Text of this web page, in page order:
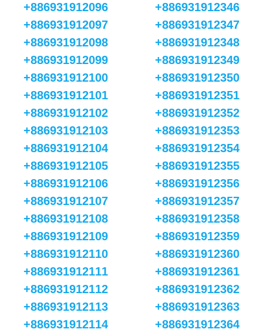
+886931912096
+886931912097
+886931912098
+886931912099
+886931912100
+886931912101
+886931912102
+886931912103
+886931912104
+886931912105
+886931912106
+886931912107
+886931912108
+886931912109
+886931912110
+886931912111
+886931912112
+886931912113
+886931912114
+886931912346
+886931912347
+886931912348
+886931912349
+886931912350
+886931912351
+886931912352
+886931912353
+886931912354
+886931912355
+886931912356
+886931912357
+886931912358
+886931912359
+886931912360
+886931912361
+886931912362
+886931912363
+886931912364